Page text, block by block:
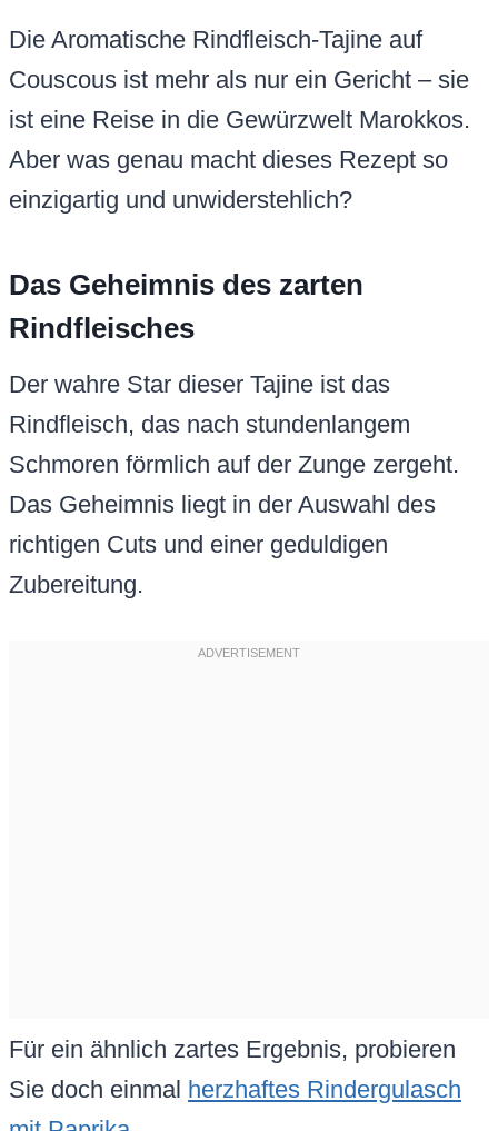
Die Aromatische Rindfleisch-Tajine auf
Couscous ist mehr als nur ein Gericht – sie
ist eine Reise in die Gewürzwelt Marokkos.
Aber was genau macht dieses Rezept so
einzigartig und unwiderstehlich?
Das Geheimnis des zarten
Rindfleisches
Der wahre Star dieser Tajine ist das
Rindfleisch, das nach stundenlangem
Schmoren förmlich auf der Zunge zergeht.
Das Geheimnis liegt in der Auswahl des
richtigen Cuts und einer geduldigen
Zubereitung.
Für ein ähnlich zartes Ergebnis, probieren
Sie doch einmal herzhaftes Rindergulasch